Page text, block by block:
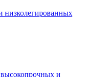
низколегированных
и